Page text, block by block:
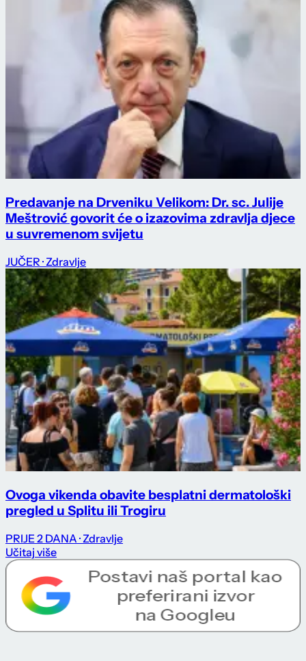
Predavanje na Drveniku Velikom: Dr. sc. Julije
Meštrović govorit će o izazovima zdravlja djece
u suvremenom svijetu
JUČER · Zdravlje
Ovoga vikenda obavite besplatni dermatološki
pregled u Splitu ili Trogiru
PRIJE 2 DANA · Zdravlje
Učitaj više